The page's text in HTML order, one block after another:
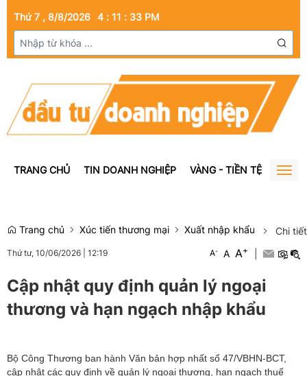
Thứ 7 , 8/8/2026 4 : 11 : 34 PM
TRANG CHỦ TIN DOANH NGHIỆP VÀNG - TIỀN TỆ BẤT
Trang chủ Xúc tiến thương mại Xuất nhập khẩu Chi
Thứ tư, 10/06/2026 12:19 A- A A+
Cập nhật quy định quản lý ngoại
thương và hạn ngạch nhập khẩu
Bộ Công Thương ban hành Văn bản hợp nhất số 47/VBHN-BCT,
cập nhật các quy định về quản lý ngoại thương, hạn ngạch thuế